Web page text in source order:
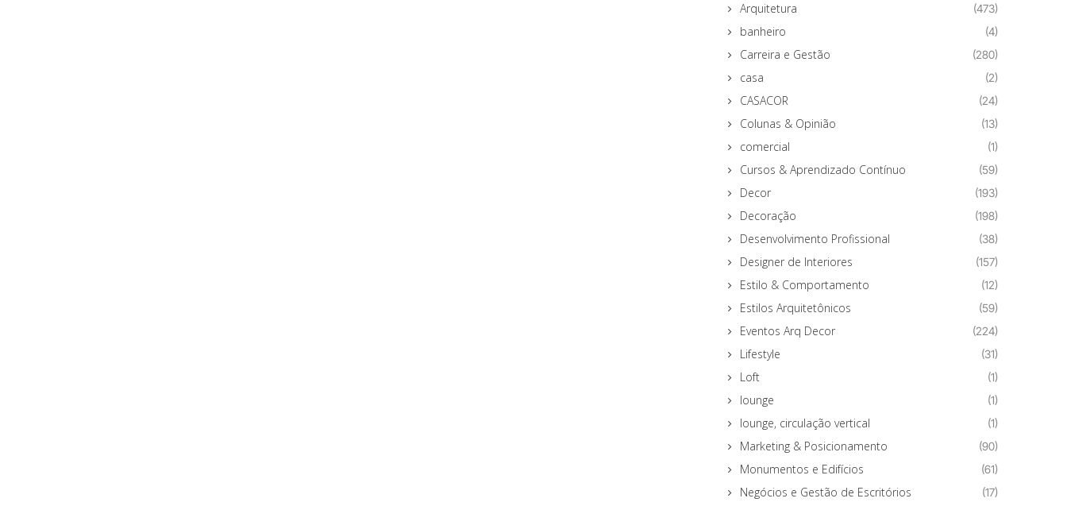
Arquitetura (473)
banheiro (4)
Carreira e Gestão (280)
casa (2)
CASACOR (24)
Colunas & Opinião (13)
comercial (1)
Cursos & Aprendizado Contínuo (59)
Decor (193)
Decoração (198)
Desenvolvimento Profissional (38)
Designer de Interiores (157)
Estilo & Comportamento (12)
Estilos Arquitetônicos (59)
Eventos Arq Decor (224)
Lifestyle (31)
Loft (1)
lounge (1)
lounge, circulação vertical (1)
Marketing & Posicionamento (90)
Monumentos e Edifícios (61)
Negócios e Gestão de Escritórios (17)